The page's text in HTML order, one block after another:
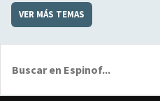
VER MÁS TEMAS